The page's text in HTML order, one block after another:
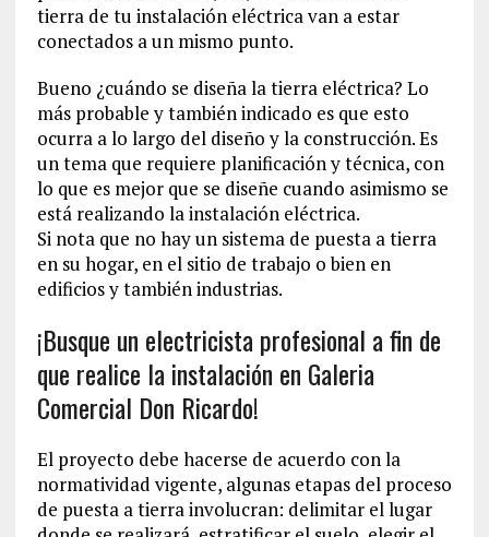
tierra de tu instalación eléctrica van a estar
conectados a un mismo punto.
Bueno ¿cuándo se diseña la tierra eléctrica? Lo
más probable y también indicado es que esto
ocurra a lo largo del diseño y la construcción. Es
un tema que requiere planificación y técnica, con
lo que es mejor que se diseñe cuando asimismo se
está realizando la instalación eléctrica.
Si nota que no hay un sistema de puesta a tierra
en su hogar, en el sitio de trabajo o bien en
edificios y también industrias.
¡Busque un electricista profesional a fin de
que realice la instalación en Galeria
Comercial Don Ricardo!
El proyecto debe hacerse de acuerdo con la
normatividad vigente, algunas etapas del proceso
de puesta a tierra involucran: delimitar el lugar